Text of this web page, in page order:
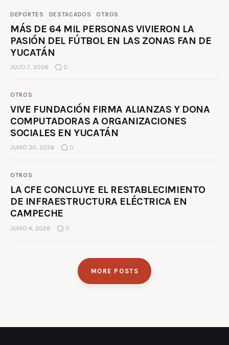
DEPORTES DESTACADOS OTROS
MÁS DE 64 MIL PERSONAS VIVIERON LA
PASIÓN DEL FÚTBOL EN LAS ZONAS FAN DE
YUCATÁN
JULIO 7, 2026 0
OTROS
VIVE FUNDACIÓN FIRMA ALIANZAS Y DONA
COMPUTADORAS A ORGANIZACIONES
SOCIALES EN YUCATÁN
JUNIO 30, 2026 0
OTROS
LA CFE CONCLUYE EL RESTABLECIMIENTO
DE INFRAESTRUCTURA ELÉCTRICA EN
CAMPECHE
JUNIO 4, 2026 0
MORE POSTS